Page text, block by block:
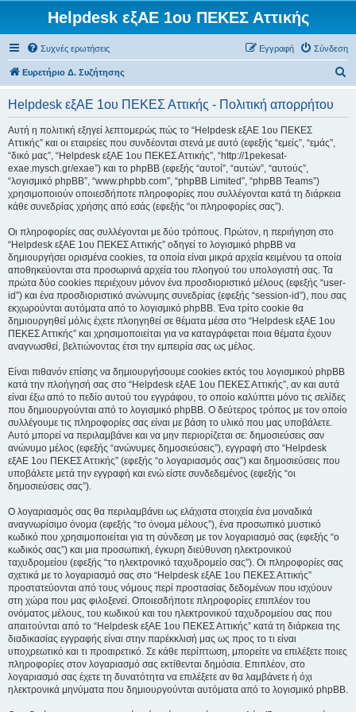
Helpdesk εξΑΕ 1ου ΠΕΚΕΣ Αττικής
Συχνές ερωτήσεις Σύνδεση
Εγγραφή
Ευρετήριο Δ. Συζήτησης
Helpdesk εξΑΕ 1ου ΠΕΚΕΣ Αττικής - Πολιτική απορρήτου
Αυτή η πολιτική εξηγεί λεπτομερώς πώς το “Helpdesk εξΑΕ 1ου ΠΕΚΕΣ
Αττικής” και οι εταιρείες που συνδέονται στενά με αυτό (εφεξής “εμείς”, “εμάς”,
“δικό μας”, “Helpdesk εξΑΕ 1ου ΠΕΚΕΣ Αττικής”, “http://1pekesat-
exae.mysch.gr/exae”) και το phpBB (εφεξής “αυτοί”, “αυτών”, “αυτούς”,
“λογισμικό phpBB”, “www.phpbb.com”, “phpBB Limited”, “phpBB Teams”)
χρησιμοποιούν οποιεσδήποτε πληροφορίες που συλλέγονται κατά τη διάρκεια
κάθε συνεδρίας χρήσης από εσάς (εφεξής “οι πληροφορίες σας”).
Οι πληροφορίες σας συλλέγονται με δύο τρόπους. Πρώτον, η περιήγηση στο
“Helpdesk εξΑΕ 1ου ΠΕΚΕΣ Αττικής” οδηγεί το λογισμικό phpBB να
δημιουργήσει ορισμένα cookies, τα οποία είναι μικρά αρχεία κειμένου τα οποία
αποθηκεύονται στα προσωρινά αρχεία του πλοηγού του υπολογιστή σας. Τα
πρώτα δύο cookies περιέχουν μόνον ένα προσδιοριστικό μέλους (εφεξής “user-
id”) και ένα προσδιοριστικό ανώνυμης συνεδρίας (εφεξής “session-id”), που σας
εκχωρούνται αυτόματα από το λογισμικό phpBB. Ένα τρίτο cookie θα
δημιουργηθεί μόλις έχετε πλοηγηθεί σε θέματα μέσα στο “Helpdesk εξΑΕ 1ου
ΠΕΚΕΣ Αττικής” και χρησιμοποιείται για να καταγράφεται ποια θέματα έχουν
αναγνωσθεί, βελτιώνοντας έτσι την εμπειρία σας ως μέλος.
Είναι πιθανόν επίσης να δημιουργήσουμε cookies εκτός του λογισμικού phpBB
κατά την πλοήγησή σας στο “Helpdesk εξΑΕ 1ου ΠΕΚΕΣ Αττικής”, αν και αυτά
είναι έξω από το πεδίο αυτού του εγγράφου, το οποίο καλύπτει μόνο τις σελίδες
που δημιουργούνται από το λογισμικό phpBB. Ο δεύτερος τρόπος με τον οποίο
συλλέγουμε τις πληροφορίες σας είναι με βάση το υλικό που μας υποβάλετε.
Αυτό μπορεί να περιλαμβάνει και να μην περιορίζεται σε: δημοσιεύσεις σαν
ανώνυμο μέλος (εφεξής “ανώνυμες δημοσιεύσεις”), εγγραφή στο “Helpdesk
εξΑΕ 1ου ΠΕΚΕΣ Αττικής” (εφεξής “ο λογαριασμός σας”) και δημοσιεύσεις που
υποβάλετε μετά την εγγραφή και ενώ είστε συνδεδεμένος (εφεξής “οι
δημοσιεύσεις σας”).
Ο λογαριασμός σας θα περιλαμβάνει ως ελάχιστα στοιχεία ένα μοναδικά
αναγνωρίσιμο όνομα (εφεξής “το όνομα μέλους”), ένα προσωπικό μυστικό
κωδικό που χρησιμοποιείται για τη σύνδεση με τον λογαριασμό σας (εφεξής “ο
κωδικός σας”) και μια προσωπική, έγκυρη διεύθυνση ηλεκτρονικού
ταχυδρομείου (εφεξής “το ηλεκτρονικό ταχυδρομείο σας”). Οι πληροφορίες σας
σχετικά με το λογαριασμό σας στο “Helpdesk εξΑΕ 1ου ΠΕΚΕΣ Αττικής”
προστατεύονται από τους νόμους περί προστασίας δεδομένων που ισχύουν
στη χώρα που μας φιλοξενεί. Οποιεσδήποτε πληροφορίες επιπλέον του
ονόματος μέλους, του κωδικού και του ηλεκτρονικού ταχυδρομείου σας που
απαιτούνται από το “Helpdesk εξΑΕ 1ου ΠΕΚΕΣ Αττικής” κατά τη διάρκεια της
διαδικασίας εγγραφής είναι στην παρέκκλισή μας ως προς το τι είναι
υποχρεωτικό και τι προαιρετικό. Σε κάθε περίπτωση, μπορείτε να επιλέξετε ποιες
πληροφορίες στον λογαριασμό σας εκτίθενται δημόσια. Επιπλέον, στο
λογαριασμό σας έχετε τη δυνατότητα να επιλέξετε αν θα λαμβάνετε ή όχι
ηλεκτρονικά μηνύματα που δημιουργούνται αυτόματα από το λογισμικό phpBB.